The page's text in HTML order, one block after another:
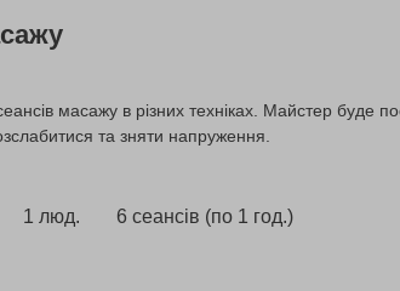
масажу в різних техніках. Майстер буде
та зняти напруження.
1 люд. 6 сеансів (по 1 год.)